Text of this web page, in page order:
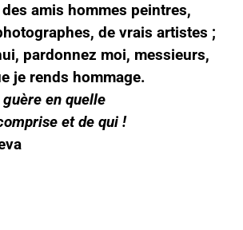
des amis hommes peintres,
de vrais artistes ;
pardonnez moi, messieurs,
je rends hommage.
en quelle
et de qui !